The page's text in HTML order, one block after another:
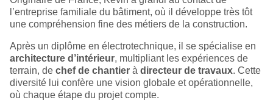
l’entreprise familiale du bâtiment, où il développe très tôt
une compréhension fine des métiers de la construction.
Après un diplôme en électrotechnique, il se spécialise en
architecture d’intérieur, multipliant les expériences de
terrain, de chef de chantierà directeur de travaux. Cette
diversité lui confère une vision globale et opérationnelle,
où chaque étape du projet compte.